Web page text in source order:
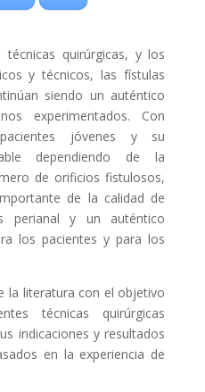
quirúrgicas, y los
y técnicos, las fístulas
siendo un auténtico
experimentados. Con
jóvenes y su
dependiendo de la
de orificios fistulosos,
de la calidad de
perianal y un auténtico
los pacientes y para los
la literatura con el objetivo
técnicas quirúrgicas
indicaciones y resultados
en la experiencia de